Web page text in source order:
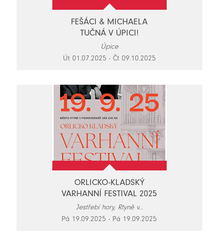
FEŠÁCI & MICHAELA
TUČNÁ V ÚPICI!
Úpice
Út 01.07.2025 - Čt 09.10.2025
ORLICKO-KLADSKÝ
VARHANNÍ FESTIVAL 2025
Jestřebí hory, Rtyně v...
Pá 19.09.2025 - Pá 19.09.2025